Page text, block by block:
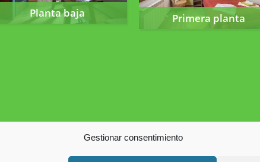
Gestionar consentimiento
Planta baja Primera planta